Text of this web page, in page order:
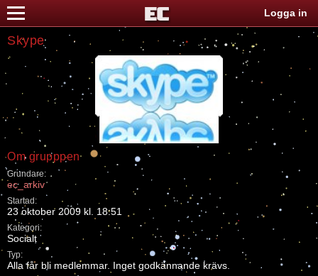
Logga in
Skype
Om grupppen
Grundare:
ec_arkiv
Startad:
23 oktober 2009 kl. 18:51
Kategori:
Socialt
Typ:
Alla får bli medlemmar. Inget godkännande krävs.